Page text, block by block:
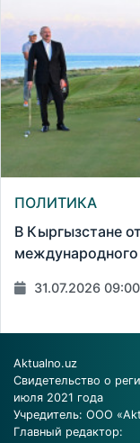
ПОЛИТИКА
В Кыргызстане
международного
31.07.2026 09:00
Aktualno.uz
Свидетельство о
июля 2021 года
Учредитель: ООО
Главный редактор: